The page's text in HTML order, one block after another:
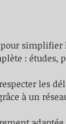
simplifier
:
les
à un